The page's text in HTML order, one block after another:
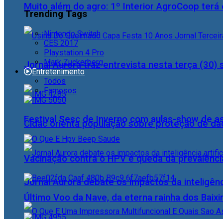
Muito além do agro: 1º Interior AgroCoop
Jornal Aurora traz entrevista nesta terça (30)
Cidac orienta população sobre proteção de
Jornal Aurora debate os impactos da
Trending Tags
Nintendo Switch
CES 2017
Playstation 4 Pro
Mark Zuckerberg
Entretenimento
Todos
Famosos
Festival Sesc de Inverno com aulas-show de
Vacinação contra o HPV e queda da
Último Voo da Nave, da eterna rainha dos